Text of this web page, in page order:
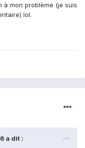
mon problème (je suis
lol.
a dit :